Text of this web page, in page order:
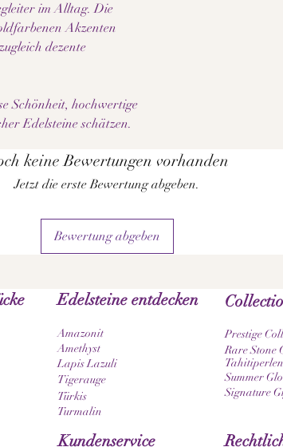
im Alltag. Die
Akzenten
dezente
Schönheit, hochwertige
Edelsteine schätzen.
keine Bewertungen vorhanden
Jetzt die erste Bewertung abgeben.
Bewertung abgeben
Prestige
Rare Stone
Summer
Signature
Edelsteine entdecken
Amazonit
Amethyst
Lapis Lazuli
Tigerauge
Türkis
Turmalin
Kundenservice